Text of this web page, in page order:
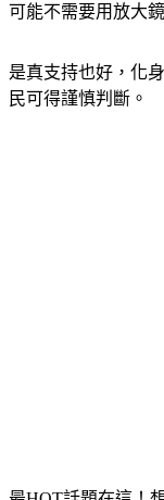
可能不需要用放大鏡
是真支持也好，化
民可得謹慎判斷。